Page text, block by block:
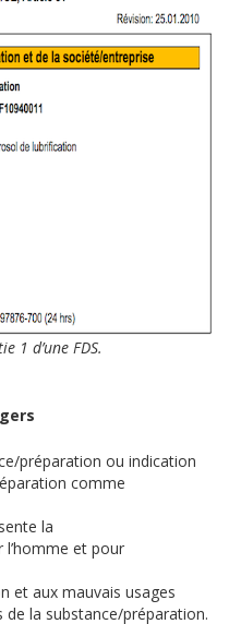
1 d’une FDS.
préparation ou indication
comme
la
et pour
et aux mauvais usages
la substance/préparation.